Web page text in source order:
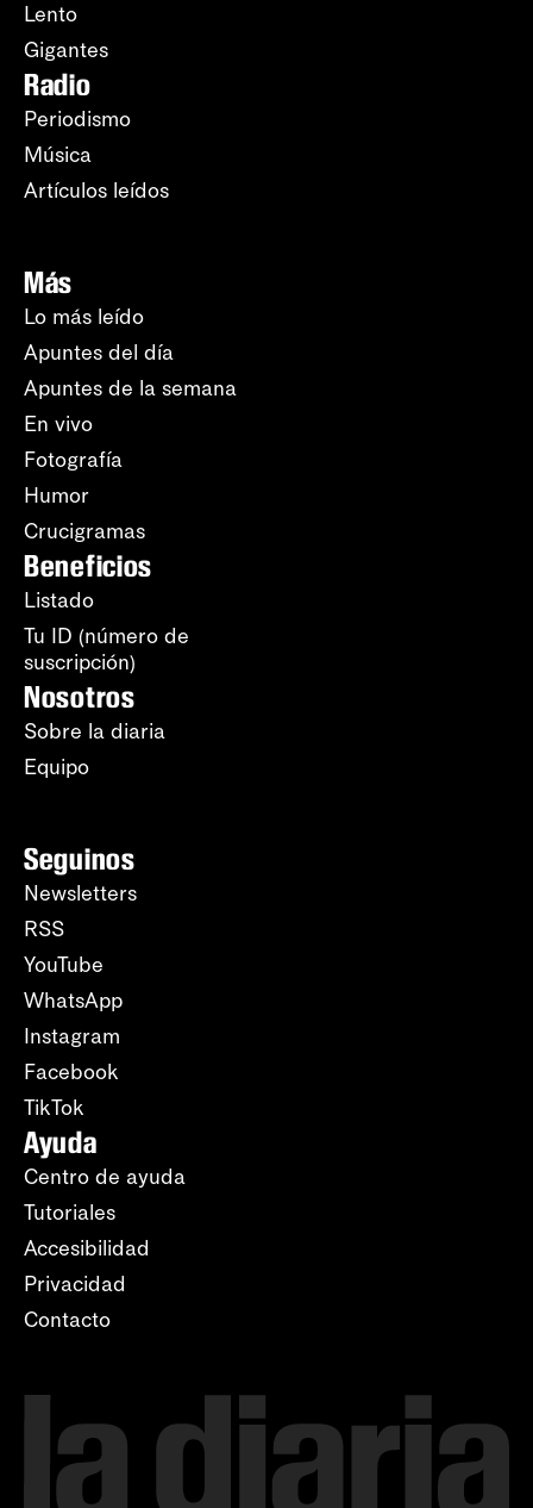
Lento
Gigantes
Radio
Periodismo
Música
Artículos leídos
Más
Lo más leído
Apuntes del día
Apuntes de la semana
En vivo
Fotografía
Humor
Crucigramas
Beneficios
Listado
Tu ID (número de
suscripción)
Nosotros
Sobre la diaria
Equipo
Seguinos
Newsletters
RSS
YouTube
WhatsApp
Instagram
Facebook
TikTok
Ayuda
Centro de ayuda
Tutoriales
Accesibilidad
Privacidad
Contacto